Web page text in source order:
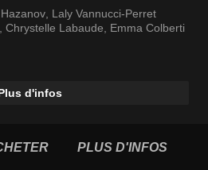
Laly Vannucci-Perret
Chrystelle Labaude
Emma Colberti
d'infos
PLUS D'INFOS